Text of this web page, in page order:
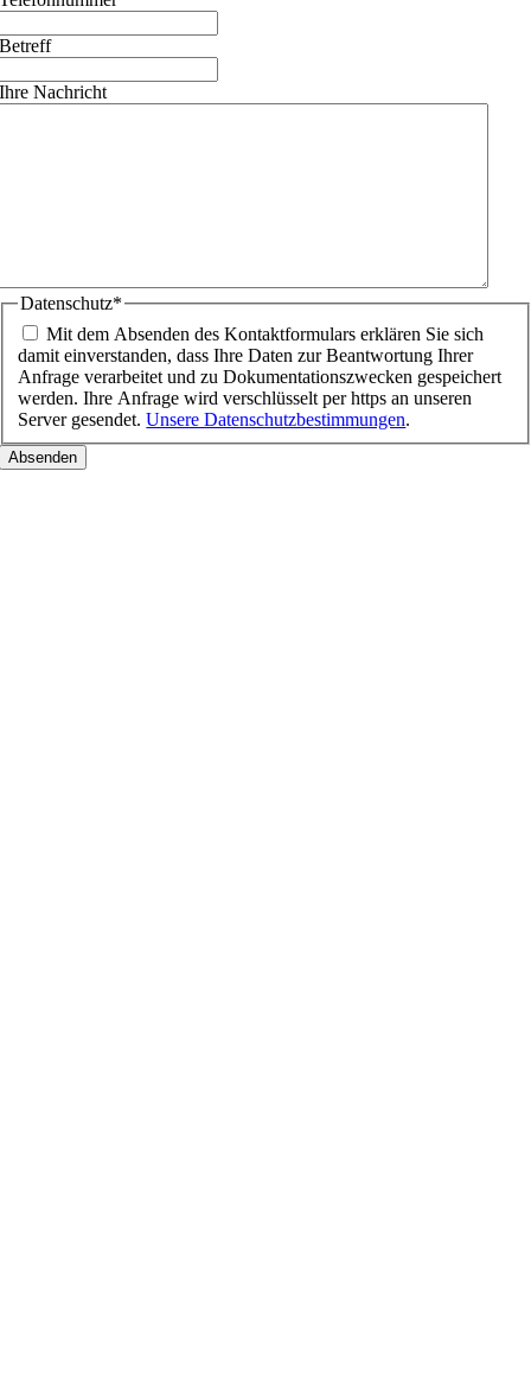
Betreff
Ihre Nachricht
Datenschutz*
Mit dem Absenden des Kontaktformulars erklären Sie sich
damit einverstanden, dass Ihre Daten zur Beantwortung Ihrer
Anfrage verarbeitet und zu Dokumentationszwecken gespeichert
werden. Ihre Anfrage wird verschlüsselt per https an unseren
Server gesendet.Unsere Datenschutzbestimmungen.